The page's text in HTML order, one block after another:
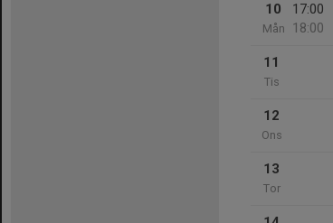
10
Mån
17:00
18:00
11
Tis
12
Ons
13
Tor